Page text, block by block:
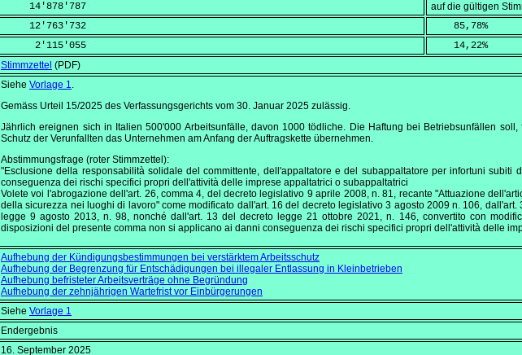
     14'878'787
auf die gültigen
     12'763'732
    85,78
%
      2'115'055
    14,22
%
Stimmzettel (PDF)
Siehe Vorlage 1.
Gemäss Urteil 15/2025 des Verfassungsgerichts vom 30. Januar 2025 zulässig.
Jährlich ereignen sich in Italien 500'000 Arbeitsunfälle, davon 1000 tödliche. Die Haftung bei Betriebsunfällen
Schutz der Verunfallten das Unternehmen am Anfang der Auftragskette übernehmen.
Abstimmungsfrage (roter Stimmzettel):
"Esclusione della responsabilità solidale del committente, dell'appaltatore e del subappaltatore per infortuni
conseguenza dei rischi specifici propri dell'attività delle imprese appaltatrici o subappaltatrici
Volete voi l'abrogazione dell'art. 26, comma 4, del decreto legislativo 9 aprile 2008, n. 81, recante "Attuazione
della sicurezza nei luoghi di lavoro" come modificato dall'art. 16 del decreto legislativo 3 agosto 2009 n. 106,
legge 9 agosto 2013, n. 98, nonché dall'art. 13 del decreto legge 21 ottobre 2021, n. 146, convertito con
disposizioni del presente comma non si applicano ai danni conseguenza dei rischi specifici propri dell'attività delle
Aufhebung der Kündigungsbestimmungen bei verstärktem Arbeitsschutz
Aufhebung der Begrenzung für Entschädigungen bei illegaler Entlassung in Kleinbetrieben
Aufhebung befristeter Arbeitsverträge ohne Begründung
Aufhebung der zehnjährigen Wartefrist vor Einbürgerungen
Siehe Vorlage 1
Endergebnis
16. September 2025